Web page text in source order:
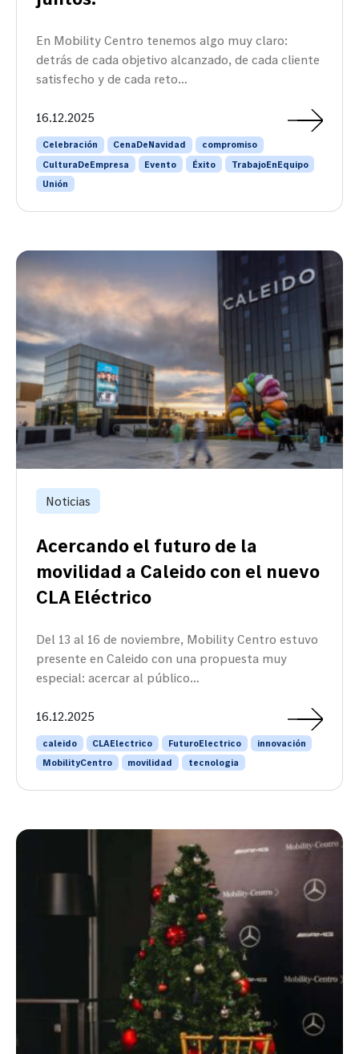
En Mobility Centro tenemos algo muy claro:
detrás de cada objetivo alcanzado, de cada cliente
satisfecho y de cada reto…
16.12.2025
Celebración CenaDeNavidad
compromiso
CulturaDeEmpresa
Evento Éxito
TrabajoEnEquipo
Unión
Noticias
Acercando el futuro de la
movilidad a Caleido con el nuevo
CLA Eléctrico
Del 13 al 16 de noviembre, Mobility Centro estuvo
presente en Caleido con una propuesta muy
especial: acercar al público…
16.12.2025
caleido CLAElectrico FuturoElectrico
innovación
MobilityCentro
movilidad tecnologia